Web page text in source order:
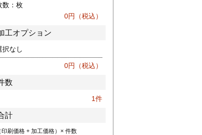
数： 枚
0円（税込）
工オプション
択なし
0円（税込）
数
1件
計
印刷価格 + 加工価格）× 件数